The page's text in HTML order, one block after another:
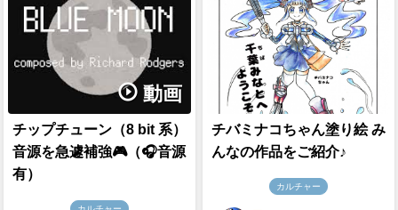
動画
チップチューン（8 bit 系）
音源を急遽補強🎮（🎧音源
有）
チバミナコちゃん塗り絵 み
んなの作品をご紹介♪
カルチャー